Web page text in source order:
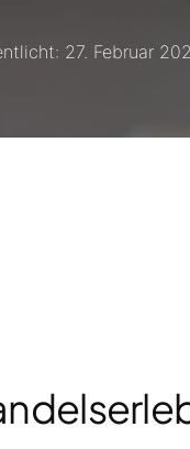
27. Februar